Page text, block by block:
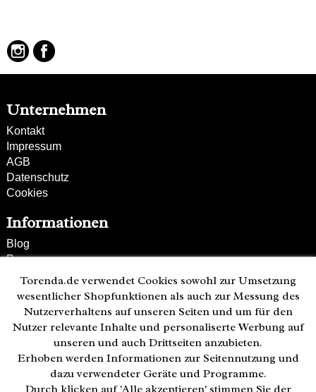
Unternehmen
Kontakt
Impressum
AGB
Datenschutz
Cookies
Informationen
Blog
Presse
Partner
Versand und Zahlung
Bestellung wiederrufen
Kunden-Hotline
(040) 244 249-49
Mo - Fr 08:00 - 18:00
Torenda.de verwendet Cookies sowohl zur Umsetzung
wesentlicher Shopfunktionen als auch zur Messung des
Nutzerverhaltens auf unseren Seiten und um für den
Nutzer relevante Inhalte und personaliserte Werbung auf
unseren und auch Drittseiten anzubieten.
Erhoben werden Informationen zur Seitennutzung und
dazu verwendeter Geräte und Programme.
Durch klicken auf 'Alle akzeptieren' stimmen Sie der